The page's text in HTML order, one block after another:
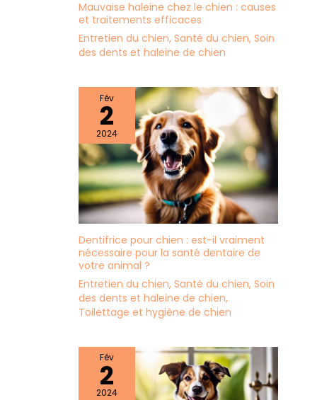
Pratique et Personnalisé :
Harnais chien anti
système Molle sur les
deux côtés pour
au milieu pour identifier
votre chien. Vous pouvez
aussi décorer votre chien
en collant un badge
personnalisé sur le
panneau auto-agrippant
sur la poitrine
Mauvaise haleine chez le chien : causes
et traitements efficaces
Entretien du chien, Santé du chien, Soin
des dents et haleine de chien
Fév
2
2024
Dentifrice pour chien : est-il vraiment
nécessaire pour la santé dentaire de
votre animal ?
Entretien du chien, Santé du chien, Soin
des dents et haleine de chien,
Toilettage et hygiène de chien
Fév
2
2024